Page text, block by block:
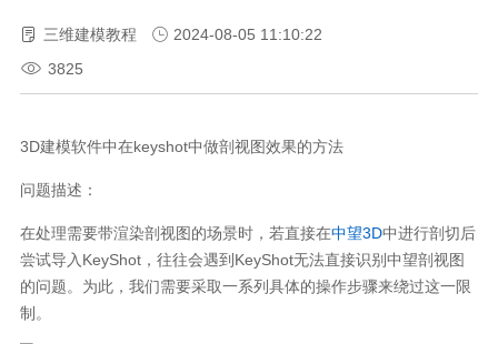
三维建模教程
2024-08-05 11:10:22
3825
3D建模软件中在keyshot中做剖视图效果的方法
问题描述：
在处理需要带渲染剖视图的场景时，若直接在中望3D中进行剖切后
尝试导入KeyShot，往往会遇到KeyShot无法直接识别中望剖视图
的问题。为此，我们需要采取一系列具体的操作步骤来绕过这一限
制。